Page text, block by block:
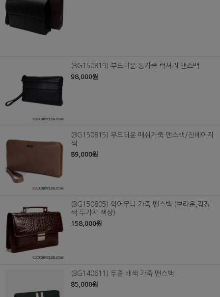
(BG150819) 부드러운 통가죽 럭셔리 맨스백
98,000원
(BG150815) 부드러운 매쉬가죽 맨스백/진베이지
색
89,000원
(BG150805) 악어무늬 가죽 맨스백 (브라운,검정
색 두가지 색상)
158,000원
(BG140611) 두줄 배색 가죽 맨스백
85,000원